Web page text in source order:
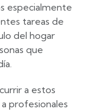
especialmente
tareas de
del hogar
que
a estos
profesionales